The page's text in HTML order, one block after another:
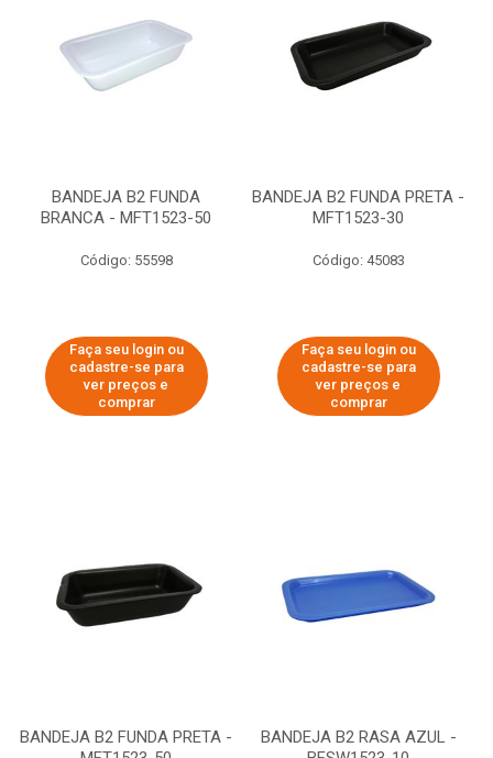
BANDEJA B2 FUNDA
BRANCA - MFT1523-50
Código: 55598
Faça seu login ou
cadastre-se para
ver preços e
comprar
BANDEJA B2 FUNDA PRETA -
MFT1523-30
Código: 45083
Faça seu login ou
cadastre-se para
ver preços e
comprar
BANDEJA B2 FUNDA PRETA -
BANDEJA B2 RASA AZUL -